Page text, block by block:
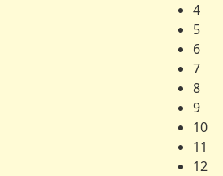
4
5
6
7
8
9
10
11
12